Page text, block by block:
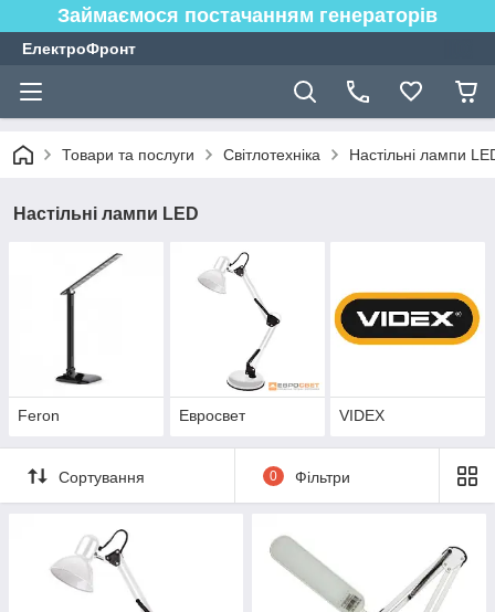
Займаємося постачанням генераторів
ЕлектроФронт
Товари та послуги Світлотехніка Настільні лампи
Настільні лампи LED
Feron Евросвет VIDEX
Сортування 0 Фільтри